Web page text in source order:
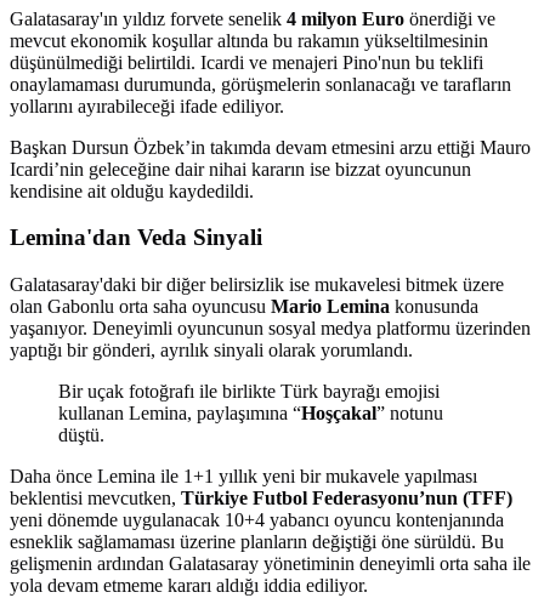
Galatasaray'ın yıldız forvete senelik 4 milyon Euro önerdiği ve
mevcut ekonomik koşullar altında bu rakamın yükseltilmesinin
düşünülmediği belirtildi. Icardi ve menajeri Pino'nun bu teklifi
onaylamaması durumunda, görüşmelerin sonlanacağı ve tarafların
yollarını ayırabileceği ifade ediliyor.
Başkan Dursun Özbek’in takımda devam etmesini arzu ettiği Mauro
Icardi’nin geleceğine dair nihai kararın ise bizzat oyuncunun
kendisine ait olduğu kaydedildi.
Lemina'dan Veda Sinyali
Galatasaray'daki bir diğer belirsizlik ise mukavelesi bitmek üzere
olan Gabonlu orta saha oyuncusu Mario Lemina konusunda
yaşanıyor. Deneyimli oyuncunun sosyal medya platformu üzerinden
yaptığı bir gönderi, ayrılık sinyali olarak yorumlandı.
Bir uçak fotoğrafı ile birlikte Türk bayrağı emojisi
kullanan Lemina, paylaşımına “Hoşçakal” notunu
düştü.
Daha önce Lemina ile 1+1 yıllık yeni bir mukavele yapılması
beklentisi mevcutken, Türkiye Futbol Federasyonu’nun (TFF)
yeni dönemde uygulanacak 10+4 yabancı oyuncu kontenjanında
esneklik sağlamaması üzerine planların değiştiği öne sürüldü. Bu
gelişmenin ardından Galatasaray yönetiminin deneyimli orta saha ile
yola devam etmeme kararı aldığı iddia ediliyor.